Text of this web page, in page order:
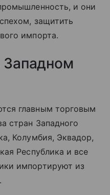
и они
защитить
импорта.
главным торговым
стран Западного
Колумбия, Эквадор,
Республика и все
импортируют из